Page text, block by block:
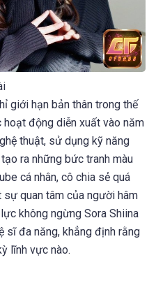
giới hạn bản thân trong thế
hoạt động diễn xuất vào năm
thuật, sử dụng kỹ năng
ra những bức tranh màu
cá nhân, cô chia sẻ quá
quan tâm của người hâm
không ngừng Sora Shiina
sĩ đa năng, khẳng định rằng
lĩnh vực nào.